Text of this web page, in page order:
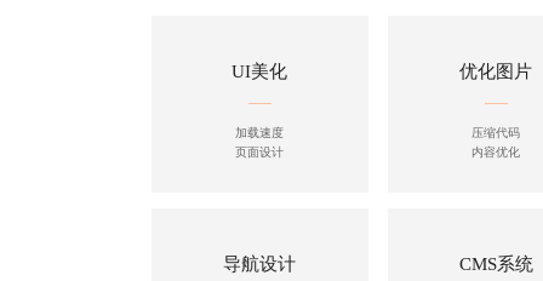
UI美化
加载速度
页面设计
优化图片
压缩代码
内容优化
导航设计 CMS系统